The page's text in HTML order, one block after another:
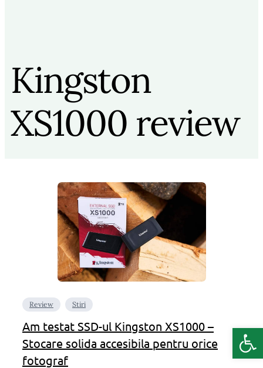
Kingston
XS1000 review
Review Stiri
Am testat SSD-ul Kingston XS1000 –
Stocare solida accesibila pentru orice
fotograf